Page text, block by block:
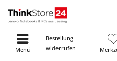
Bestellung
widerrufen
Menü